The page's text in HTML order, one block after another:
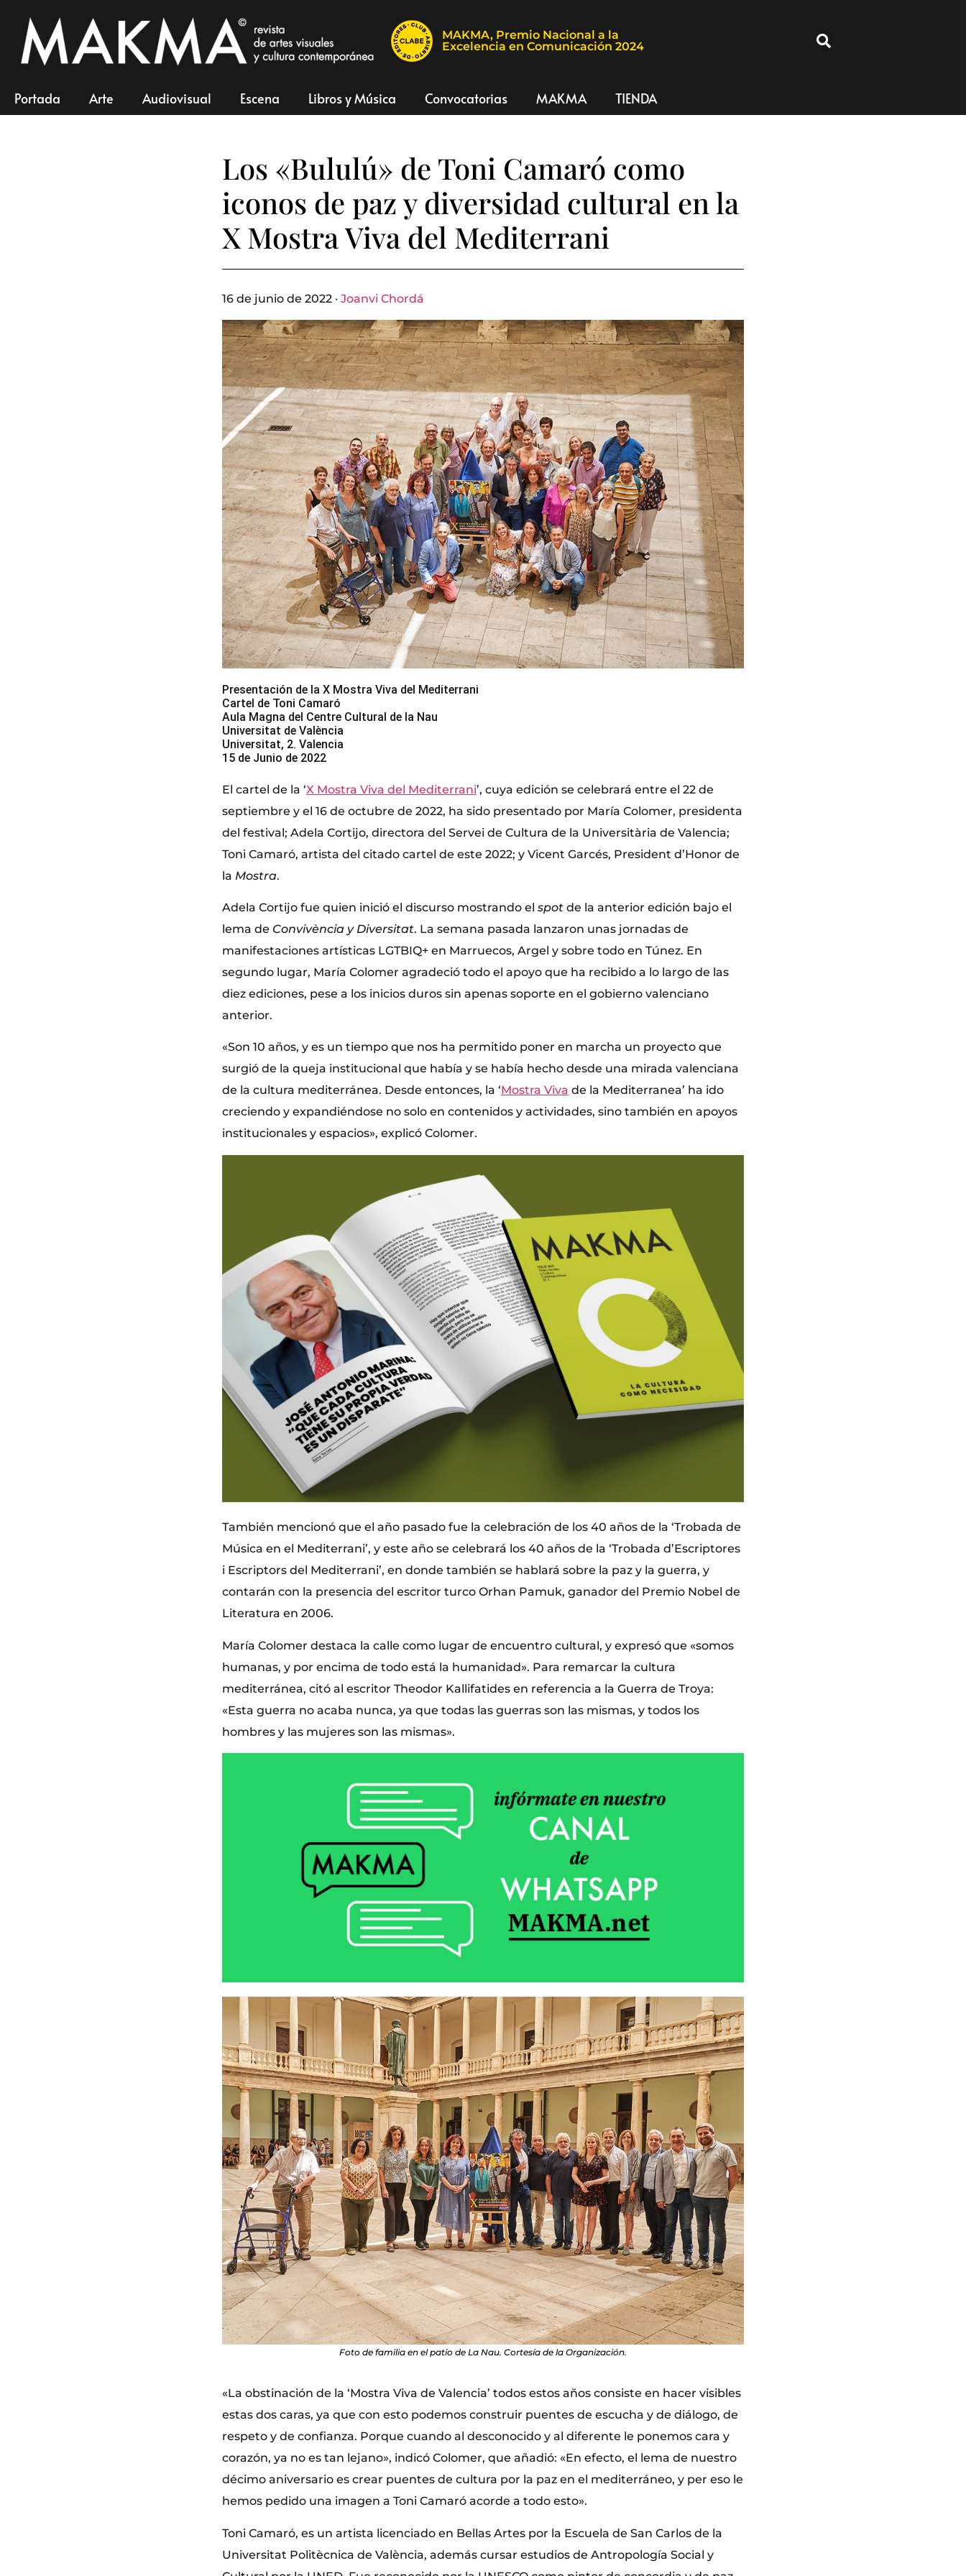
MAKMA, Premio Nacional a la
Excelencia en Comunicación 2024
Portada Arte Audiovisual Escena Libros y Música Convocatorias MAKMA TIENDA
Los «Bululú» de Toni Camaró como
iconos de paz y diversidad cultural en la
X Mostra Viva del Mediterrani
16 de junio de 2022 · Joanvi Chordá
Presentación de la X Mostra Viva del Mediterrani
Cartel de Toni Camaró
Aula Magna del Centre Cultural de la Nau
Universitat de València
Universitat, 2. Valencia
15 de Junio de 2022
El cartel de la ‘X Mostra Viva del Mediterrani’, cuya edición se celebrará entre el 22 de
septiembre y el 16 de octubre de 2022, ha sido presentado por María Colomer, presidenta
del festival; Adela Cortijo, directora del Servei de Cultura de la Universitària de Valencia;
Toni Camaró, artista del citado cartel de este 2022; y Vicent Garcés, President d’Honor de
la Mostra.
Adela Cortijo fue quien inició el discurso mostrando el spot de la anterior edición bajo el
lema de Convivència y Diversitat. La semana pasada lanzaron unas jornadas de
manifestaciones artísticas LGTBIQ+ en Marruecos, Argel y sobre todo en Túnez. En
segundo lugar, María Colomer agradeció todo el apoyo que ha recibido a lo largo de las
diez ediciones, pese a los inicios duros sin apenas soporte en el gobierno valenciano
anterior.
«Son 10 años, y es un tiempo que nos ha permitido poner en marcha un proyecto que
surgió de la queja institucional que había y se había hecho desde una mirada valenciana
de la cultura mediterránea. Desde entonces, la ‘Mostra Viva de la Mediterranea’ ha ido
creciendo y expandiéndose no solo en contenidos y actividades, sino también en apoyos
institucionales y espacios», explicó Colomer.
También mencionó que el año pasado fue la celebración de los 40 años de la ‘Trobada de
Música en el Mediterrani’, y este año se celebrará los 40 años de la ‘Trobada d’Escriptores
i Escriptors del Mediterrani’, en donde también se hablará sobre la paz y la guerra, y
contarán con la presencia del escritor turco Orhan Pamuk, ganador del Premio Nobel de
Literatura en 2006.
María Colomer destaca la calle como lugar de encuentro cultural, y expresó que «somos
humanas, y por encima de todo está la humanidad». Para remarcar la cultura
mediterránea, citó al escritor Theodor Kallifatides en referencia a la Guerra de Troya:
«Esta guerra no acaba nunca, ya que todas las guerras son las mismas, y todos los
hombres y las mujeres son las mismas».
Foto de familia en el patio de La Nau. Cortesía de la Organización.
«La obstinación de la ‘Mostra Viva de Valencia’ todos estos años consiste en hacer visibles
estas dos caras, ya que con esto podemos construir puentes de escucha y de diálogo, de
respeto y de confianza. Porque cuando al desconocido y al diferente le ponemos cara y
corazón, ya no es tan lejano», indicó Colomer, que añadió: «En efecto, el lema de nuestro
décimo aniversario es crear puentes de cultura por la paz en el mediterráneo, y per eso le
hemos pedido una imagen a Toni Camaró acorde a todo esto».
Toni Camaró, es un artista licenciado en Bellas Artes por la Escuela de San Carlos de la
Universitat Politècnica de València, además cursar estudios de Antropología Social y